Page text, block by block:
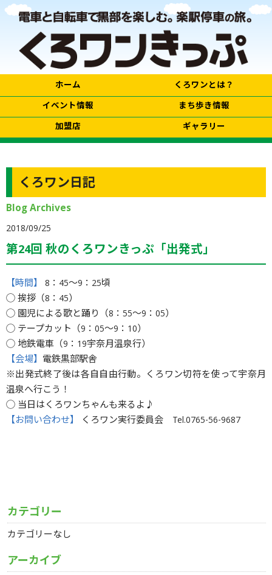
ホーム
くろワンとは？
イベント情報
まち歩き情報
加盟店
ギャラリー
くろワン日記
Blog Archives
2018/09/25
第24回 秋のくろワンきっぷ「出発式」
【時間】 8：45〜9：25頃
◯ 挨拶（8：45）
◯ 園児による歌と踊り（8：55〜9：05）
◯ テープカット（9：05〜9：10）
◯ 地鉄電車（9：19宇奈月温泉行）
【会場】 電鉄黒部駅舎
※出発式終了後は各自自由行動。くろワン切符を使って宇奈月
温泉へ行こう！
◯ 当日はくろワンちゃんも来るよ♪
【お問い合わせ】
くろワン実行委員会 Tel.0765-56-9687
カテゴリー
カテゴリーなし
アーカイブ